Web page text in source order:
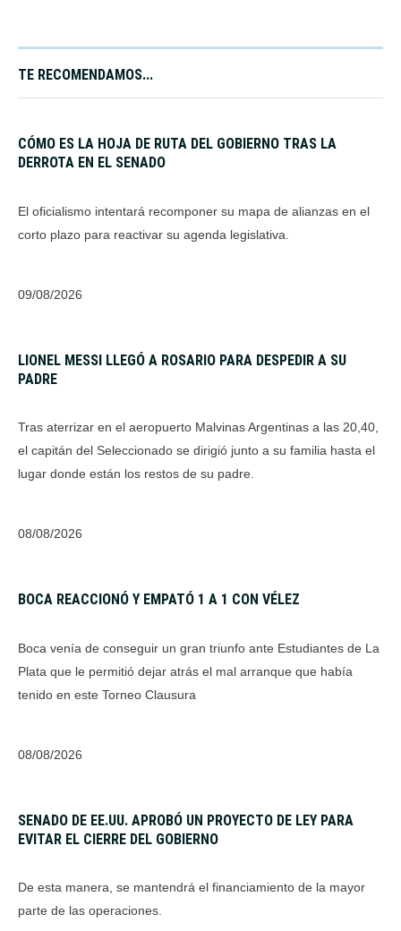
TE RECOMENDAMOS...
CÓMO ES LA HOJA DE RUTA DEL GOBIERNO TRAS LA
DERROTA EN EL SENADO
El oficialismo intentará recomponer su mapa de alianzas en el
corto plazo para reactivar su agenda legislativa.
09/08/2026
LIONEL MESSI LLEGÓ A ROSARIO PARA DESPEDIR A SU
PADRE
Tras aterrizar en el aeropuerto Malvinas Argentinas a las 20,40,
el capitán del Seleccionado se dirigió junto a su familia hasta el
lugar donde están los restos de su padre.
08/08/2026
BOCA REACCIONÓ Y EMPATÓ 1 A 1 CON VÉLEZ
Boca venía de conseguir un gran triunfo ante Estudiantes de La
Plata que le permitió dejar atrás el mal arranque que había
tenido en este Torneo Clausura
08/08/2026
SENADO DE EE.UU. APROBÓ UN PROYECTO DE LEY PARA
EVITAR EL CIERRE DEL GOBIERNO
De esta manera, se mantendrá el financiamiento de la mayor
parte de las operaciones.